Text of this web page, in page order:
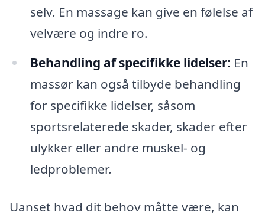
selv. En massage kan give en følelse af
velvære og indre ro.
Behandling af specifikke lidelser: En
massør kan også tilbyde behandling
for specifikke lidelser, såsom
sportsrelaterede skader, skader efter
ulykker eller andre muskel- og
ledproblemer.
Uanset hvad dit behov måtte være, kan